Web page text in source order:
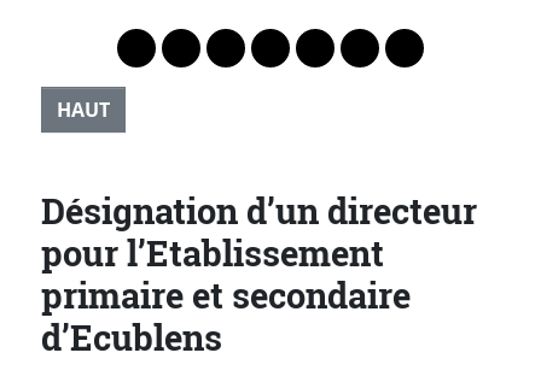
Lien vers le profil Mastodon
Lien vers le profil Bluesky
Lien vers le profil Instagram
Lien vers le profil Linkedin
Lien vers le profil
Lien vers le profil
Partager par
HAUT
Désignation d’un directeur
pour l’Etablissement
primaire et secondaire
d’Ecublens